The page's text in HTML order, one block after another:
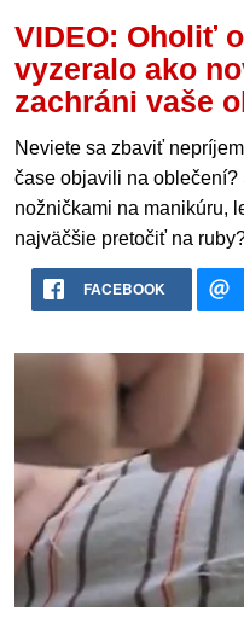
VIDEO: Oholiť
vyzeralo ako
zachráni vaše
Neviete sa zbaviť
čase objavili na
nožničkami na manikúru,
najväčšie pretočiť na
FACEBOOK